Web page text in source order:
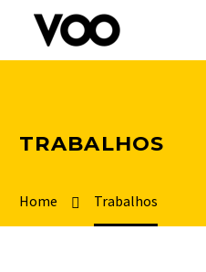
TRABALHOS
Home Trabalhos